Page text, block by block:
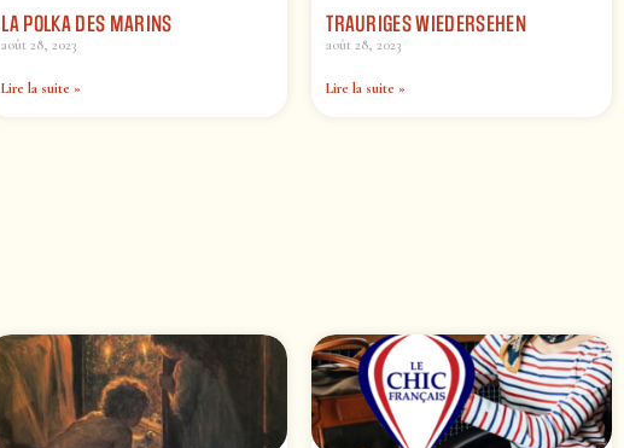
LA POLKA DES MARINS
août 28, 2023
Lire la suite »
TRAURIGES WIEDERSEHEN
août 28, 2023
Lire la suite »